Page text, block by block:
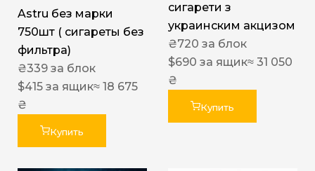
Astru без марки
750шт ( сигареты без
фильтра)
₴339 за блок
$415 за ящик≈ 18 675
₴
Купить
сигарети з
украинским акцизом
₴720 за блок
$690 за ящик≈ 31 050
₴
Купить